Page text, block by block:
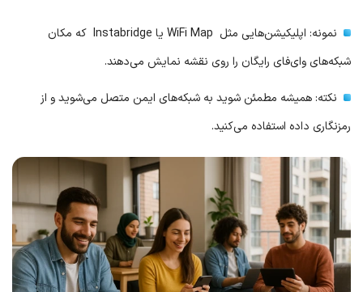
نمونه: اپلیکیشن‌هایی مثل WiFi Map یا Instabridge که مکان
شبکه‌های وای‌فای رایگان را روی نقشه نمایش می‌دهند.
نکته: همیشه مطمئن شوید به شبکه‌های ایمن متصل می‌شوید و از
رمزنگاری داده استفاده می‌کنید.